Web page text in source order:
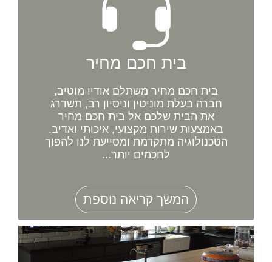
בית חכם מחיר
בית חכם מחיר משתלם אודיו מוטיב,
חברה בעלת מוניטין וניסיון רב, תשדרג
את הבית שלכם אל בית חכם מחיר
באמצעות שירות מקצועי, איכותי ואדיב.
הטכנולוגיה מתקדמת ומסייעת לנו להפוך
לחכמים יותר...
המשך קריאה נוספת